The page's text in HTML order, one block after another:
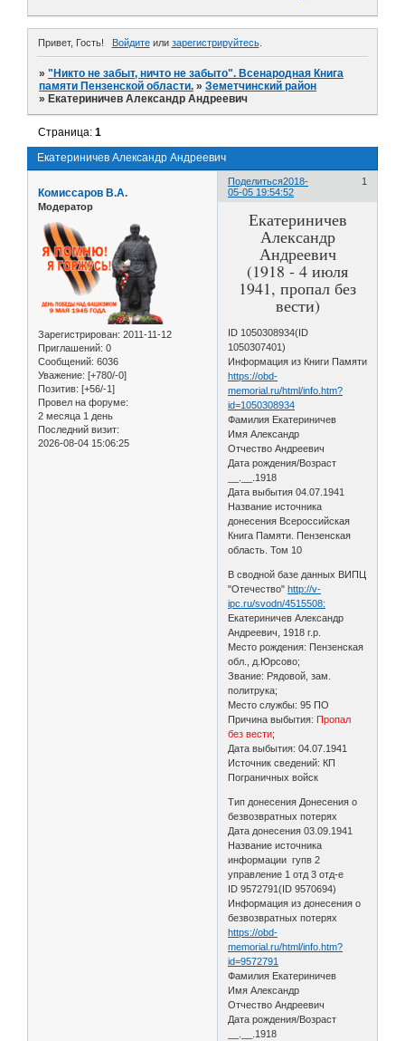
Привет, Гость! Войдитеили зарегистрируйтесь.
»"Никто не забыт, ничто не забыто". Всенародная Книга
памяти Пензенской области. »Земетчинский район
» Екатериничев Александр Андреевич
Екатериничев Александр Андреевич
Страница:1
Поделиться 1
2018-
05-05 19:54:52
Комиссаров В.А.
Модератор
Зарегистрирован: 2011-11-12
Приглашений: 0
Сообщений: 6036
Уважение: [+780/-0]
Позитив: [+56/-1]
Провел на форуме:
2 месяца 1 день
Последний визит:
2026-08-04 15:06:25
Екатериничев
Александр
Андреевич
(1918 - 4 июля
1941, пропал без
вести)
ID 1050308934(ID
1050307401)
Информация из Книги Памяти
https://obd-
memorial.ru/html/info.htm?
id=1050308934
Фамилия Екатериничев
Имя Александр
Отчество Андреевич
Дата рождения/Возраст
__.__.1918
Дата выбытия 04.07.1941
Название источника
донесения Всероссийская
Книга Памяти. Пензенская
область. Том 10
В сводной базе данных ВИПЦ
"Отечество"http://v-
ipc.ru/svodn/4515508:
Екатериничев Александр
Андреевич, 1918 г.р.
Место рождения: Пензенская
обл., д.Юрсово;
Звание: Рядовой, зам.
политрука;
Место службы: 95 ПО
Причина выбытия:Пропал
без вести;
Дата выбытия: 04.07.1941
Источник сведений: КП
Пограничных войск
Тип донесения Донесения о
безвозвратных потерях
Дата донесения 03.09.1941
Название источника
информации гупв 2
управление 1 отд 3 отд-е
ID 9572791(ID 9570694)
Информация из донесения о
безвозвратных потерях
https://obd-
memorial.ru/html/info.htm?
id=9572791
Фамилия Екатериничев
Имя Александр
Отчество Андреевич
Дата рождения/Возраст
__.__.1918